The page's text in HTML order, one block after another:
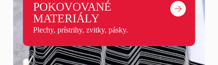
POKOVOVANÉ
MATERIÁLY
Plechy, prístrihy, zvitky, pásky.